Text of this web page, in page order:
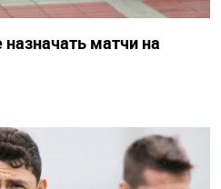
матчи на